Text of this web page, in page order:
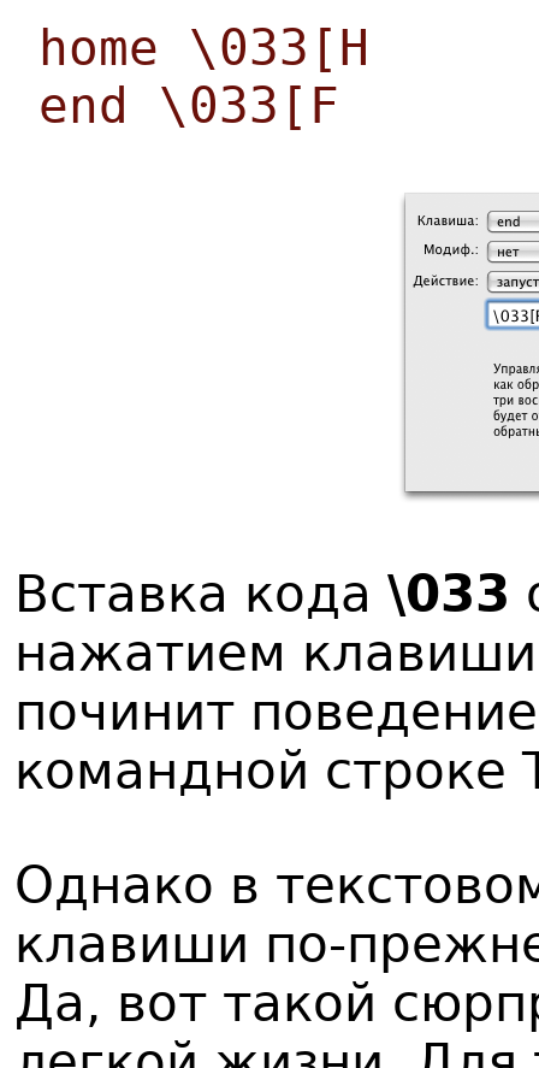
home \033[H
end \033[F
Вставка кода \033
нажатием
починит
командной строке
Однако в
клавиши по-
Да, вот такой